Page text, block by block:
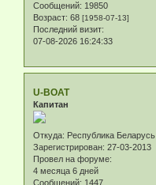
Сообщений: 19850
Возраст: 68 [1958-07-13]
Последний визит:
07-08-2026 16:24:33
U-BOAT
Капитан
Откуда: Республика Беларусь
Зарегистрирован: 27-03-2013
Провел на форуме:
4 месяца 6 дней
Сообщений: 1447